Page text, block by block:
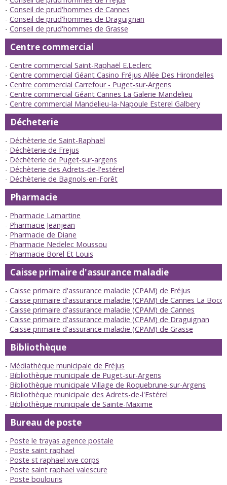
Conseil de prud'hommes de Cannes
Conseil de prud'hommes de Draguignan
Conseil de prud'hommes de Grasse
Centre commercial
Centre commercial Saint-Raphaël E.Leclerc
Centre commercial Géant Casino Fréjus Allée Des Hirondelles
Centre commercial Carrefour - Puget-sur-Argens
Centre commercial Géant Cannes La Galerie Mandelieu
Centre commercial Mandelieu-la-Napoule Esterel Galbery
Décheterie
Déchèterie de Saint-Raphaël
Déchèterie de Frejus
Déchèterie de Puget-sur-argens
Déchèterie des Adrets-de-l'estérel
Déchèterie de Bagnols-en-Forêt
Pharmacie
Pharmacie Lamartine
Pharmacie Jeanjean
Pharmacie de Diane
Pharmacie Nedelec Moussou
Pharmacie Borel Et Louis
Caisse primaire d'assurance maladie
Caisse primaire d'assurance maladie (CPAM) de Fréjus
Caisse primaire d'assurance maladie (CPAM) de Cannes La Bocca
Caisse primaire d'assurance maladie (CPAM) de Cannes
Caisse primaire d'assurance maladie (CPAM) de Draguignan
Caisse primaire d'assurance maladie (CPAM) de Grasse
Bibliothèque
Médiathèque municipale de Fréjus
Bibliothèque municipale de Puget-sur-Argens
Bibliothèque municipale Village de Roquebrune-sur-Argens
Bibliothèque municipale des Adrets-de-l'Estérel
Bibliothèque municipale de Sainte-Maxime
Bureau de poste
Poste le trayas agence postale
Poste saint raphael
Poste st raphael xve corps
Poste saint raphael valescure
Poste boulouris